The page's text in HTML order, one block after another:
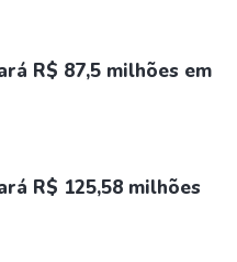
R$ 87,5 milhões em
R$ 125,58 milhões